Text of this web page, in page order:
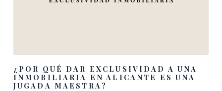
¿POR QUÉ DAR EXCLUSIVIDAD A UNA
INMOBILIARIA EN ALICANTE ES UNA
JUGADA MAESTRA?